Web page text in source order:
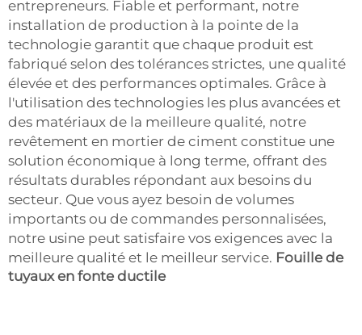
entrepreneurs. Fiable et performant, notre
installation de production à la pointe de la
technologie garantit que chaque produit est
fabriqué selon des tolérances strictes, une qualité
élevée et des performances optimales. Grâce à
l'utilisation des technologies les plus avancées et
des matériaux de la meilleure qualité, notre
revêtement en mortier de ciment constitue une
solution économique à long terme, offrant des
résultats durables répondant aux besoins du
secteur. Que vous ayez besoin de volumes
importants ou de commandes personnalisées,
notre usine peut satisfaire vos exigences avec la
meilleure qualité et le meilleur service. Fouille de
tuyaux en fonte ductile